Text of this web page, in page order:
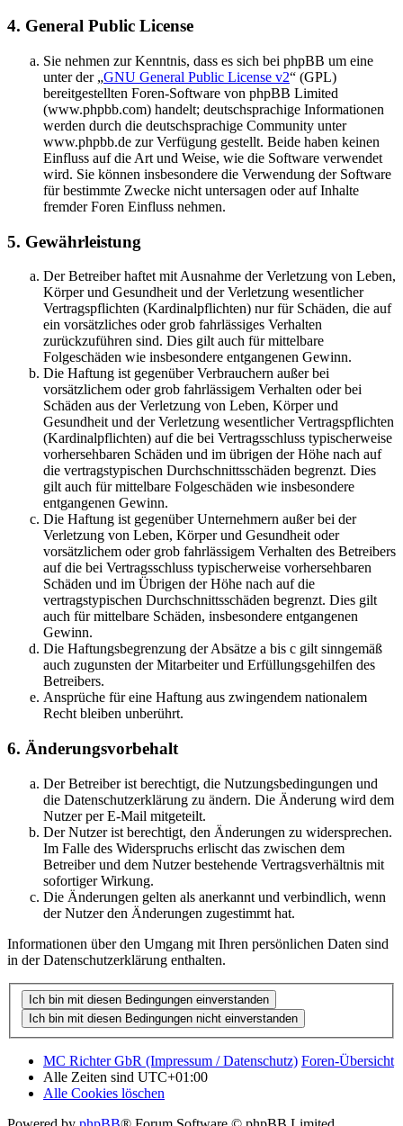
4. General Public License
Sie nehmen zur Kenntnis, dass es sich bei phpBB um eine
unter der „GNU General Public License v2“ (GPL)
bereitgestellten Foren-Software von phpBB Limited
(www.phpbb.com) handelt; deutschsprachige Informationen
werden durch die deutschsprachige Community unter
www.phpbb.de zur Verfügung gestellt. Beide haben keinen
Einfluss auf die Art und Weise, wie die Software verwendet
wird. Sie können insbesondere die Verwendung der Software
für bestimmte Zwecke nicht untersagen oder auf Inhalte
fremder Foren Einfluss nehmen.
5. Gewährleistung
Der Betreiber haftet mit Ausnahme der Verletzung von Leben,
Körper und Gesundheit und der Verletzung wesentlicher
Vertragspflichten (Kardinalpflichten) nur für Schäden, die auf
ein vorsätzliches oder grob fahrlässiges Verhalten
zurückzuführen sind. Dies gilt auch für mittelbare
Folgeschäden wie insbesondere entgangenen Gewinn.
Die Haftung ist gegenüber Verbrauchern außer bei
vorsätzlichem oder grob fahrlässigem Verhalten oder bei
Schäden aus der Verletzung von Leben, Körper und
Gesundheit und der Verletzung wesentlicher Vertragspflichten
(Kardinalpflichten) auf die bei Vertragsschluss typischerweise
vorhersehbaren Schäden und im übrigen der Höhe nach auf
die vertragstypischen Durchschnittsschäden begrenzt. Dies
gilt auch für mittelbare Folgeschäden wie insbesondere
entgangenen Gewinn.
Die Haftung ist gegenüber Unternehmern außer bei der
Verletzung von Leben, Körper und Gesundheit oder
vorsätzlichem oder grob fahrlässigem Verhalten des Betreibers
auf die bei Vertragsschluss typischerweise vorhersehbaren
Schäden und im Übrigen der Höhe nach auf die
vertragstypischen Durchschnittsschäden begrenzt. Dies gilt
auch für mittelbare Schäden, insbesondere entgangenen
Gewinn.
Die Haftungsbegrenzung der Absätze a bis c gilt sinngemäß
auch zugunsten der Mitarbeiter und Erfüllungsgehilfen des
Betreibers.
Ansprüche für eine Haftung aus zwingendem nationalem
Recht bleiben unberührt.
6. Änderungsvorbehalt
Der Betreiber ist berechtigt, die Nutzungsbedingungen und
die Datenschutzerklärung zu ändern. Die Änderung wird dem
Nutzer per E-Mail mitgeteilt.
Der Nutzer ist berechtigt, den Änderungen zu widersprechen.
Im Falle des Widerspruchs erlischt das zwischen dem
Betreiber und dem Nutzer bestehende Vertragsverhältnis mit
sofortiger Wirkung.
Die Änderungen gelten als anerkannt und verbindlich, wenn
der Nutzer den Änderungen zugestimmt hat.
Informationen über den Umgang mit Ihren persönlichen Daten sind
in der Datenschutzerklärung enthalten.
MC Richter GbR (Impressum / Datenschutz) Foren-Übersicht
Alle Zeiten sind UTC+01:00
Alle Cookies löschen